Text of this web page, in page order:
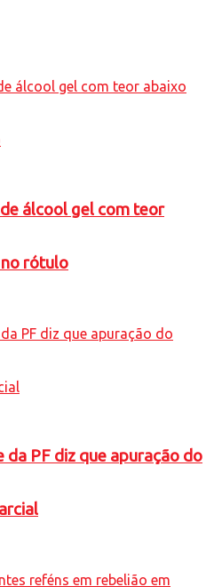
álcool gel com teor
rótulo
da PF diz que apuração do